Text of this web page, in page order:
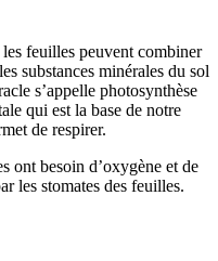
feuilles peuvent combiner
substances minérales du sol
s’appelle photosynthèse
qui est la base de notre
de respirer.
ont besoin d’oxygène et de
les stomates des feuilles.